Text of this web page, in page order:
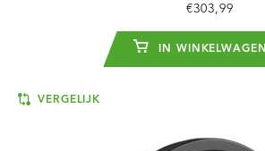
€303,99
IN WINKELWAGEN
VERGELIJK